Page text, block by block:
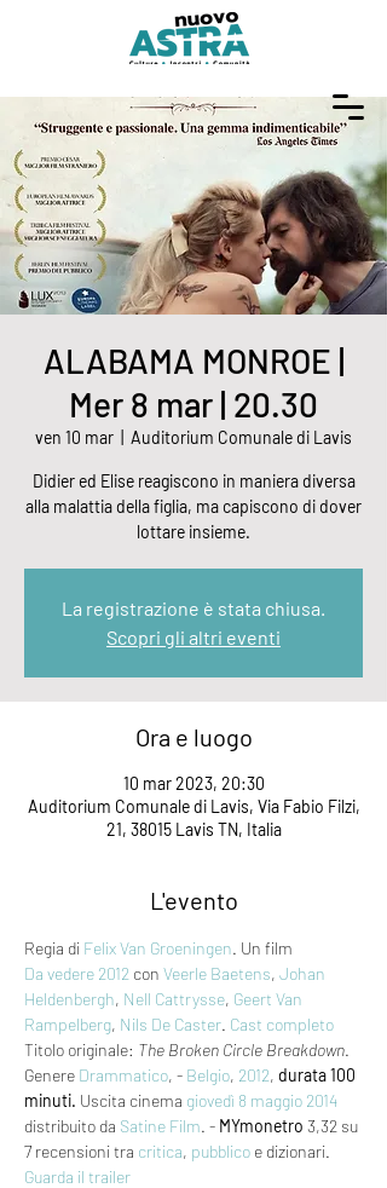
ALABAMA MONROE |
Mer 8 mar | 20.30
ven 10 mar Auditorium Comunale di Lavis
Didier ed Elise reagiscono in maniera diversa
alla malattia della figlia, ma capiscono di dover
lottare insieme.
La registrazione è stata chiusa.
Scopri gli altri eventi
Ora e luogo
10 mar 2023, 20:30
Auditorium Comunale di Lavis, Via Fabio Filzi,
21, 38015 Lavis TN, Italia
L'evento
Regia di Felix Van Groeningen. Un film
Da vedere 2012 con Veerle Baetens, Johan
Heldenbergh, Nell Cattrysse, Geert Van
Rampelberg, Nils De Caster. Cast completo
Titolo originale: The Broken Circle Breakdown.
Genere Drammatico, - Belgio, 2012, durata 100
minuti. Uscita cinema giovedì 8 maggio 2014
distribuito da Satine Film. - MYmonetro 3,32 su
7 recensioni tra critica, pubblico e dizionari.
Guarda il trailer